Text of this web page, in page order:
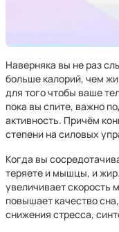
Наверняка вы не раз
больше калорий, чем
для того чтобы ваше
пока вы спите, важно
активность. Причём
степени на силовых
Когда вы
теряете и мышцы, и
увеличивает скорость
повышает качество
снижения стресса,